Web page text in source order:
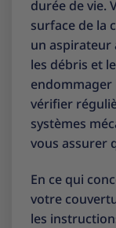
durée de vie.
surface de la
un aspirateur
les débris et
endommager
vérifier
systèmes
vous assurer
En ce qui
votre
les